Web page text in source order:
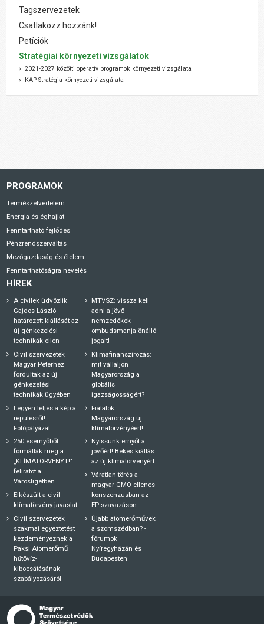
Tagszervezetek
Csatlakozz hozzánk!
Petíciók
Stratégiai környezeti vizsgálatok
2021-2027 közötti operatív programok környezeti vizsgálata
KAP Stratégia környezeti vizsgálata
PROGRAMOK
Természetvédelem
Energia és éghajlat
Fenntartható fejlődés
Pénzrendszerváltás
Mezőgazdaság és élelem
Fenntarthatóságra nevelés
HÍREK
A civilek üdvözlik
Gajdos László
határozott kiállását az
új génkezelési
technikák ellen
Civil szervezetek
Magyar Péterhez
fordultak az új
génkezelési
technikák ügyében
Legyen teljes a kép a
repülésről!
Fotópályázat
250 esernyőből
formálták meg a
„KLÍMATÖRVÉNYT!"
feliratot a
Városligetben
Elkészült a civil
klímatörvény-javaslat
Civil szervezetek
szakmai egyeztetést
kezdeményeznek a
Paksi Atomerőmű
hűtővíz-
kibocsátásának
szabályozásáról
MTVSZ: vissza kell
adni a jövő
nemzedékek
ombudsmanja önálló
jogait!
Klímafinanszírozás:
mit vállaljon
Magyarország a
globális
igazságosságért?
Fiatalok
Magyarország új
klímatörvényéért!
Nyissunk ernyőt a
jövőért! Békés kiállás
az új klímatörvényért
Váratlan törés a
magyar GMO-ellenes
konszenzusban az
EP-szavazáson
Újabb atomerőművek
a szomszédban? -
fórumok
Nyíregyházán és
Budapesten